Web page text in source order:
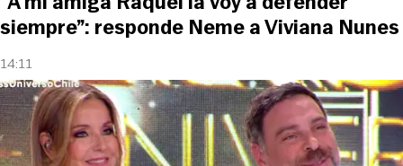
14:11
siempre”: responde Neme a Viviana Nunes